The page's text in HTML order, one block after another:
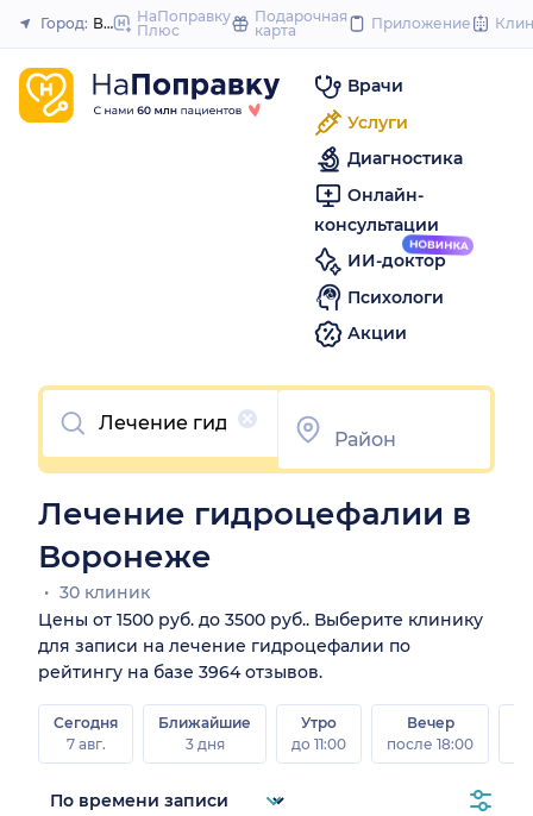
to
Закрыть
Город: ВоронежНаПоправку
Плюс
Подарочная
карта
Приложение
Врачи
Услуги
Диагностика
Онлайн-
консультации
ИИ-доктор
Психологи
Акции
Очистить
Лечение гидроцефалии в
Воронеже
30 клиник
Цены от 1500 руб. до 3500 руб.. Выберите клинику
для записи на лечение гидроцефалии по
рейтингу на базе 3964 отзывов.
Сегодня
7 авг.
Ближайшие
3 дня
Утро
до 11:00
Вечер
после 18:00